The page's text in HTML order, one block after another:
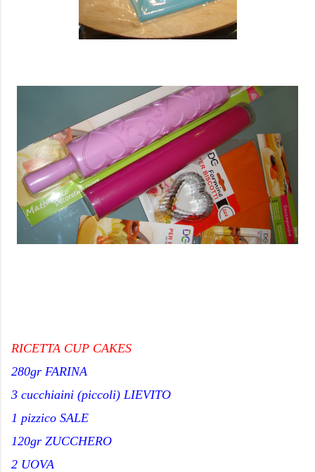
RICETTA CUP CAKES
280gr FARINA
3 cucchiaini (piccoli) LIEVITO
1 pizzico SALE
120gr ZUCCHERO
2 UOVA